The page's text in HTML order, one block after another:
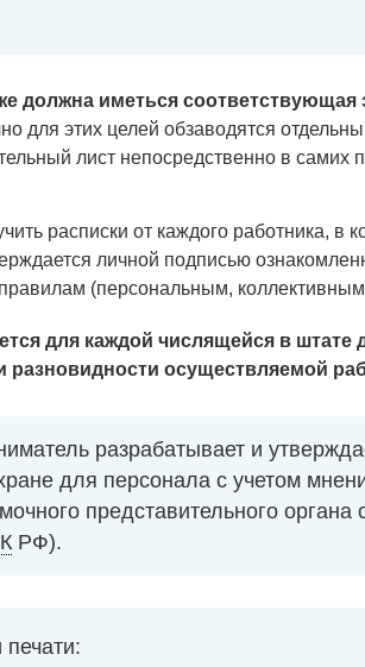
должна иметься соответствующая
для этих целей обзаводятся
лист непосредственно в самих
расписки от каждого работника, в
личной подписью
(персональным,
для каждой числящейся в штате
разновидности осуществляемой
разрабатывает и
для персонала с учетом
представительного
РФ).